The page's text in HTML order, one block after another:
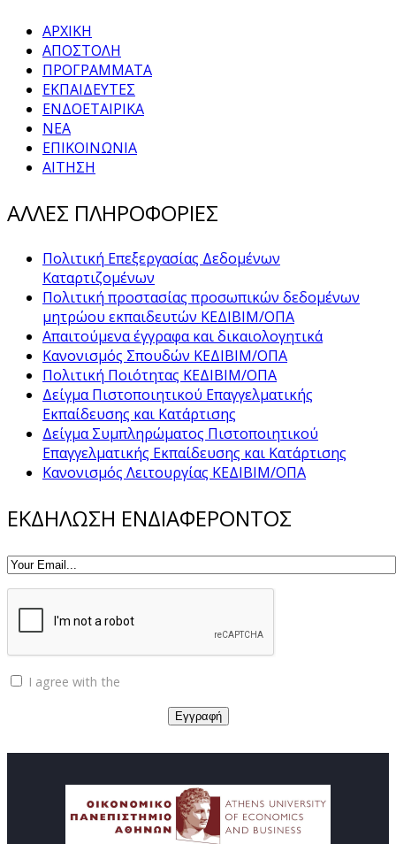
ΑΡΧΙΚΗ
ΑΠΟΣΤΟΛΗ
ΠΡΟΓΡΑΜΜΑΤΑ
ΕΚΠΑΙΔΕΥΤΕΣ
ΕΝΔΟΕΤΑΙΡΙΚΑ
ΝΕΑ
ΕΠΙΚΟΙΝΩΝΙΑ
ΑΙΤΗΣΗ
ΑΛΛΕΣ ΠΛΗΡΟΦΟΡΙΕΣ
Πολιτική Επεξεργασίας Δεδομένων
Καταρτιζομένων
Πολιτική προστασίας προσωπικών δεδομένων
μητρώου εκπαιδευτών ΚΕΔΙΒΙΜ/ΟΠΑ
Απαιτούμενα έγγραφα και δικαιολογητικά
Κανονισμός Σπουδών ΚΕΔΙΒΙΜ/ΟΠΑ
Πολιτική Ποιότητας ΚΕΔΙΒΙΜ/ΟΠΑ
Δείγμα Πιστοποιητικού Επαγγελματικής
Εκπαίδευσης και Κατάρτισης
Δείγμα Συμπληρώματος Πιστοποιητικού
Επαγγελματικής Εκπαίδευσης και Κατάρτισης
Κανονισμός Λειτουργίας ΚΕΔΙΒΙΜ/ΟΠΑ
ΕΚΔΗΛΩΣΗ ΕΝΔΙΑΦΕΡΟΝΤΟΣ
I agree with the